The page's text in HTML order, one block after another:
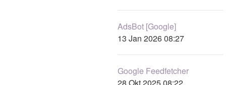
AdsBot [Google]
13 Jan 2026 08:27
Google Feedfetcher
28 Okt 2025 08:22